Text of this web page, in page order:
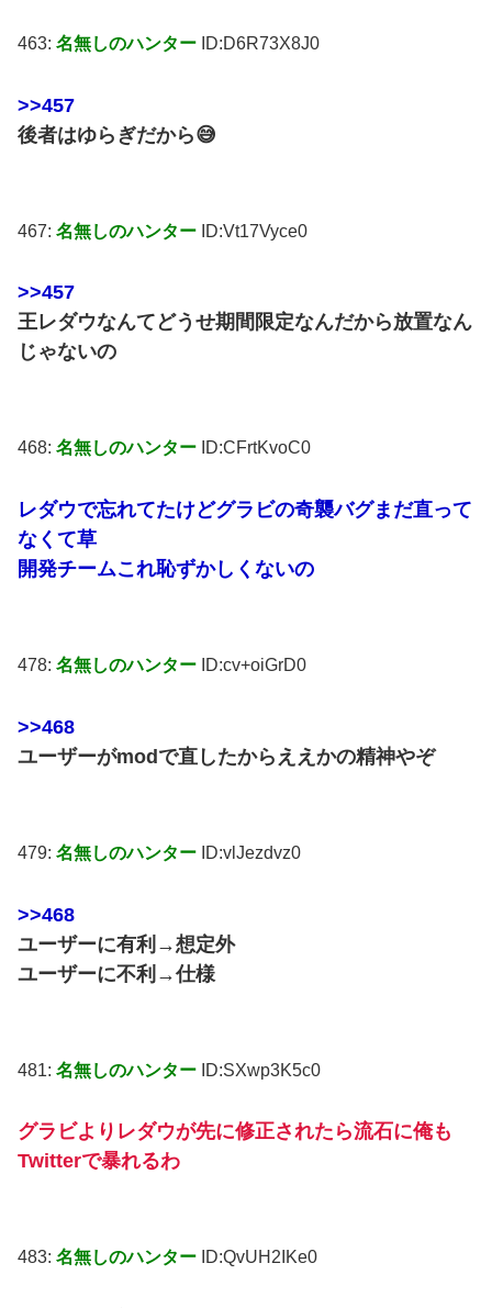
463: 名無しのハンター ID:D6R73X8J0
>>457
後者はゆらぎだから😅
467: 名無しのハンター ID:Vt17Vyce0
>>457
王レダウなんてどうせ期間限定なんだから放置なん
じゃないの
468: 名無しのハンター ID:CFrtKvoC0
レダウで忘れてたけどグラビの奇襲バグまだ直って
なくて草
開発チームこれ恥ずかしくないの
478: 名無しのハンター ID:cv+oiGrD0
>>468
ユーザーがmodで直したからええかの精神やぞ
479: 名無しのハンター ID:vlJezdvz0
>>468
ユーザーに有利→想定外
ユーザーに不利→仕様
481: 名無しのハンター ID:SXwp3K5c0
グラビよりレダウが先に修正されたら流石に俺も
Twitterで暴れるわ
483: 名無しのハンター ID:QvUH2IKe0